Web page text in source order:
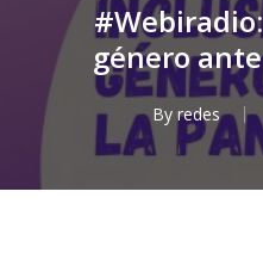
género
By redes